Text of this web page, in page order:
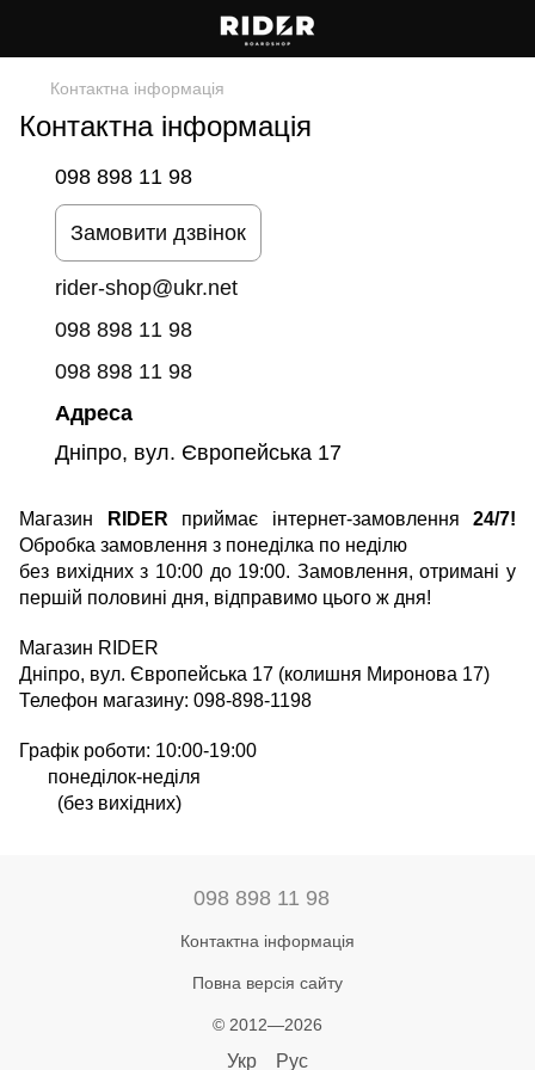
Контактна інформація
Контактна інформація
098 898 11 98
Замовити дзвінок
rider-shop@ukr.net
098 898 11 98
098 898 11 98
Адреса
Дніпро, вул. Європейська 17
Магазин RIDER приймає інтернет-замовлення 24/7!
Обробка замовлення з понеділка по неділю
без вихідних з 10:00 до 19:00. Замовлення, отримані у
першій половині дня, відправимо цього ж дня!
Магазин RIDER
Дніпро, вул. Європейська 17 (колишня Миронова 17)
Телефон магазину: 098-898-1198
Графік роботи: 10:00-19:00
понеділок-неділя
(без вихідних)
098 898 11 98
Контактна інформація
Повна версія сайту
© 2012—2026
Укр Рус